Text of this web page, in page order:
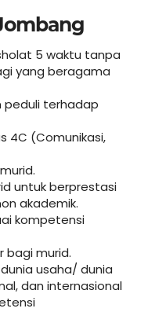
5 waktu tanpa
yang beragama
peduli terhadap
4C (Comunikasi,
untuk berprestasi
akademik.
kompetensi
bagi murid.
usaha/ dunia
dan internasional